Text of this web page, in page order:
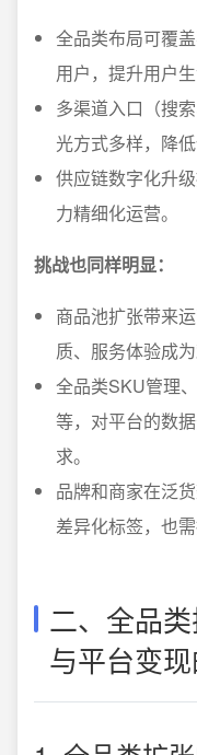
全品类布局可覆
用户，提升用户
多渠道入口（搜
光方式多样，降
供应链数字化升
力精细化运营。
挑战也同样明显：
商品池扩张带来
质、服务体验成为
全品类SKU管理
等，对平台的数
求。
品牌和商家在泛
差异化标签，也
二、全品
与平台变